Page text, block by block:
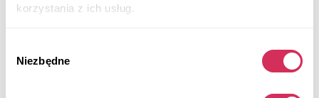
korzystania z ich usług.
zgody
Niezbędne